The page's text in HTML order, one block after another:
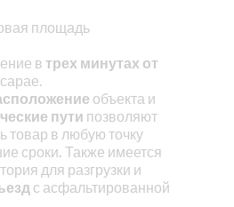
площадь
в трех минутах от
объекта и
пути позволяют
товар в любую точку
сроки. Также имеется
для разгрузки и
с асфальтированной